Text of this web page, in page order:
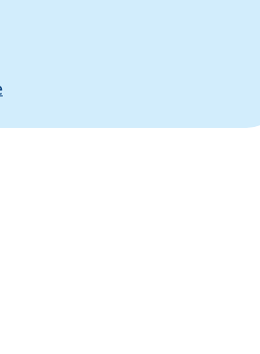
wenn Ihr Gerät
(öffnet Ihr E-Mail-Programm)